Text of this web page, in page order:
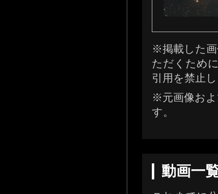
※掲載した
ただくため
引用を禁止
※元画像およ
す。
動画一